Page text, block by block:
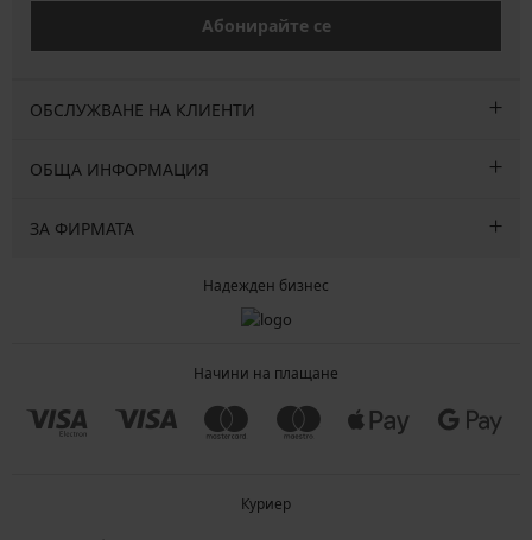
Абонирайте се
ОБСЛУЖВАНЕ НА КЛИЕНТИ
ОБЩА ИНФОРМАЦИЯ
ЗА ФИРМАТА
Надежден бизнес
Начини на плащане
Куриер